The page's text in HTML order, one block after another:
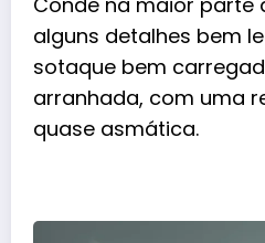
alguns detalhes bem
sotaque bem
arranhada, com uma
quase asmática.